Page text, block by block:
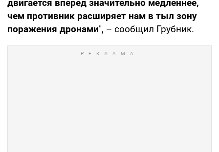
двигается вперед значительно медленнее,
чем противник расширяет нам в тыл зону
поражения дронами", – сообщил Грубник.